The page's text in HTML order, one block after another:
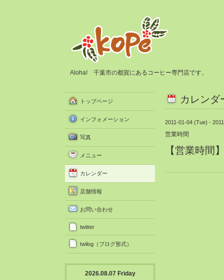
Aloha! 千葉市の都賀にあるコーヒー専門店です。
カレンダ
2011-01-04 (Tue) -
営業時間
【営業時間
トップページ
インフォメーション
写真
メニュー
カレンダー
店舗情報
お問い合わせ
twitter
twilog（ブログ形式）
2026.08.07 Friday